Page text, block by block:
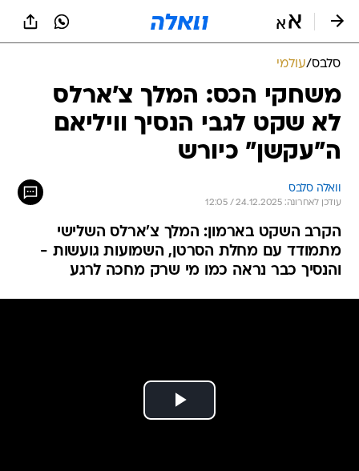
סלבס/עולמי
משחקי הכס: המלך צ'ארלס
לא שקט לגבי הנסיך וויליאם
ה"עקשן" כיורש
וואלה סלבס
עודכן לאחרונה: 24.12.2025 / 12:05
הקרב השקט בארמון: המלך צ'ארלס השלישי
מתמודד עם מחלת הסרטן, השמועות גועשות -
והנסיך כבר נראה כמו מי שרק מחכה לרגע